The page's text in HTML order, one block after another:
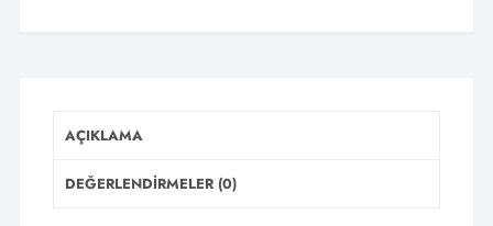
AÇIKLAMA
DEĞERLENDIRMELER (0)